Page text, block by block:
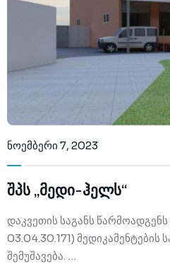
ნოემბერი 7, 2023
შპს „მედი-ჰელს“
დაკვეთის საგანს წარმოადგენს
03.04.30.171) მედიკამენტების
შემუშავება. …